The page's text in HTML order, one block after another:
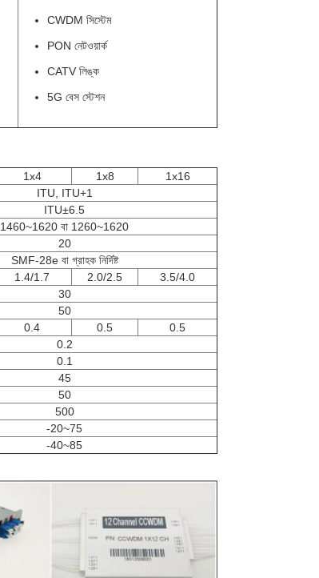
CWDM সিস্টেম
PON নেটওয়ার্ক
CATV লিঙ্ক
5G বেস স্টেশন
1x4 1x8
1x16
ITU, ITU+1
ITU±6.5
1460~1620 বা 1260~1620
20
SMF-28e বা গ্রাহক নির্দিষ্ট
1.4/1.7 2.0/2.5
3.5/4.0
30
50
0.4 0.5
0.5
0.2
0.1
45
50
500
-20~75
-40~85